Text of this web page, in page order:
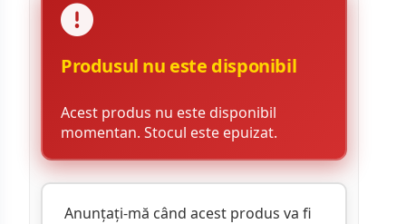
Produsul nu este disponibil
Acest produs nu este disponibil
momentan. Stocul este epuizat.
Anunțați-mă când acest produs va fi